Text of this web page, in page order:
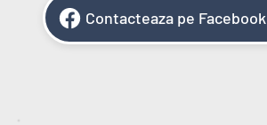
Contacteaza pe Facebook